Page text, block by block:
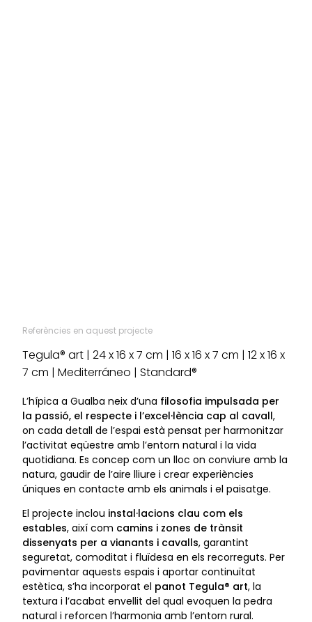
Referències en aquest projecte
Tegula® art | 24 x 16 x 7 cm | 16 x 16 x 7 cm | 12 x 16 x
7 cm | Mediterráneo | Standard®
L’hípica a Gualba neix d’una filosofia impulsada per
la passió, el respecte i l’excel·lència cap al cavall,
on cada detall de l’espai està pensat per harmonitzar
l’activitat eqüestre amb l’entorn natural i la vida
quotidiana. Es concep com un lloc on conviure amb la
natura, gaudir de l’aire lliure i crear experiències
úniques en contacte amb els animals i el paisatge.
El projecte inclou instal·lacions clau com els
estables, així com camins i zones de trànsit
dissenyats per a vianants i cavalls, garantint
seguretat, comoditat i fluïdesa en els recorreguts. Per
pavimentar aquests espais i aportar continuïtat
estètica, s’ha incorporat el panot Tegula® art, la
textura i l’acabat envellit del qual evoquen la pedra
natural i reforcen l’harmonia amb l’entorn rural.